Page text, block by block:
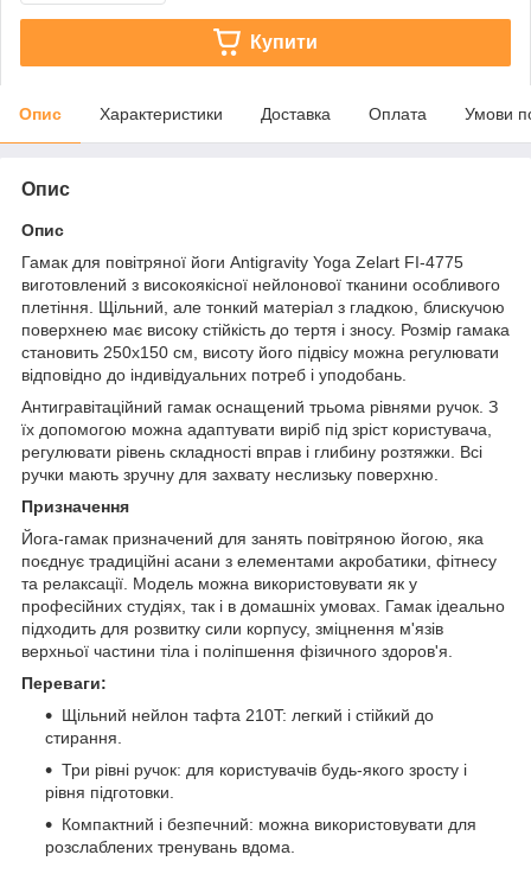
Купити
Опис Характеристики Доставка Оплата Умови
Опис
Опис
Гамак для повітряної йоги Antigravity Yoga Zelart FI-4775
виготовлений з високоякісної нейлонової тканини особливого
плетіння. Щільний, але тонкий матеріал з гладкою, блискучою
поверхнею має високу стійкість до тертя і зносу. Розмір гамака
становить 250х150 см, висоту його підвісу можна регулювати
відповідно до індивідуальних потреб і уподобань.
Антигравітаційний гамак оснащений трьома рівнями ручок. З
їх допомогою можна адаптувати виріб під зріст користувача,
регулювати рівень складності вправ і глибину розтяжки. Всі
ручки мають зручну для захвату неслизьку поверхню.
Призначення
Йога-гамак призначений для занять повітряною йогою, яка
поєднує традиційні асани з елементами акробатики, фітнесу
та релаксації. Модель можна використовувати як у
професійних студіях, так і в домашніх умовах. Гамак ідеально
підходить для розвитку сили корпусу, зміцнення м'язів
верхньої частини тіла і поліпшення фізичного здоров'я.
Переваги:
Щільний нейлон тафта 210T: легкий і стійкий до
стирання.
Три рівні ручок: для користувачів будь-якого зросту і
рівня підготовки.
Компактний і безпечний: можна використовувати для
розслаблених тренувань вдома.